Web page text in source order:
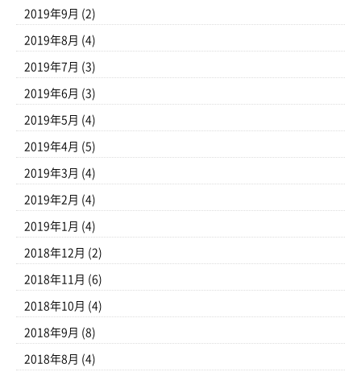
2019年9月 (2)
2019年8月 (4)
2019年7月 (3)
2019年6月 (3)
2019年5月 (4)
2019年4月 (5)
2019年3月 (4)
2019年2月 (4)
2019年1月 (4)
2018年12月 (2)
2018年11月 (6)
2018年10月 (4)
2018年9月 (8)
2018年8月 (4)